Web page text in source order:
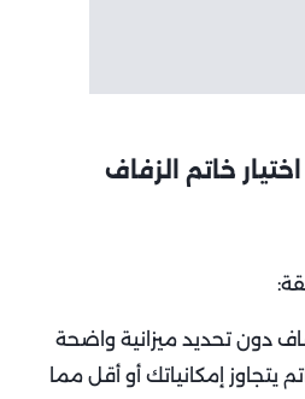
خاتم الزفاف
دون تحديد ميزانية واضحة
يتجاوز إمكانياتك أو أقل مما